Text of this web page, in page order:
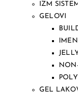
IZM
GELOVI
GEL